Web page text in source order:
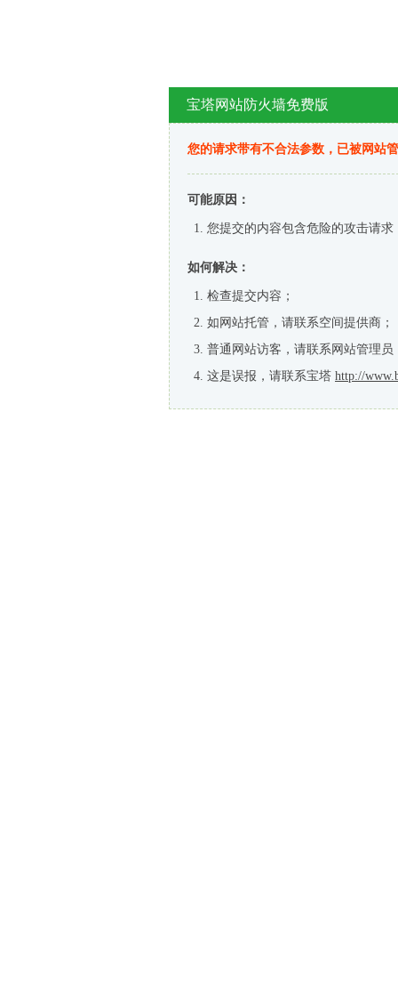
宝塔网站防火墙免费版
您的请求带有不合法参数，已被网站
可能原因：
您提交的内容包含危险的攻击请求
如何解决：
检查提交内容；
如网站托管，请联系空间提供商；
普通网站访客，请联系网站管理员
这是误报，请联系宝塔 http://